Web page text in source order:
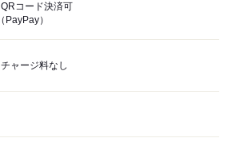
QRコード決済可
（PayPay）
チャージ料なし